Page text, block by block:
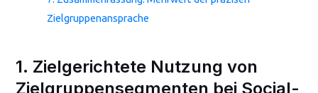
Zielgruppenansprache
1. Zielgerichtete Nutzung von
Zielgruppensegmenten bei Social-